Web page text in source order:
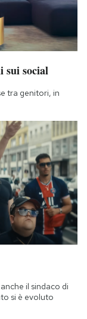
sui social
tra genitori, in
il sindaco di
si è evoluto